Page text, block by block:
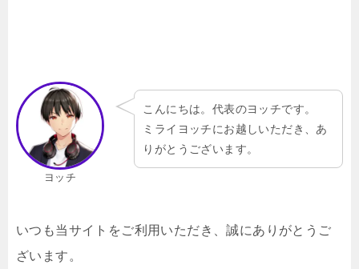
ヨッチ
こんにちは。代表のヨッチです。
ミライヨッチにお越しいただき、あ
りがとうございます。
いつも当サイトをご利用いただき、誠にありがとうご
ざいます。